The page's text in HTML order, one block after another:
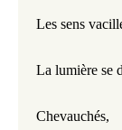
Les sens
La lumière se
Chevauchés,